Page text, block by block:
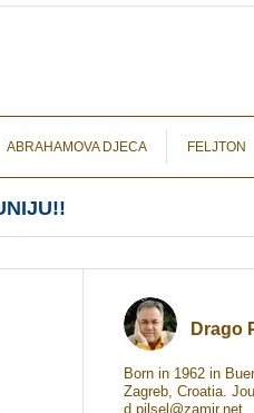
ABRAHAMOVA DJECA FELJTON
Drago
Born in 1962 in
Zagreb, Croatia.
d.pilsel@zamir.net